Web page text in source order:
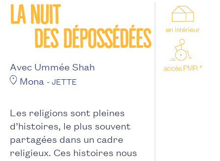
La nuit
des dépossédées
Avec Ummée Shah
Mona - JETTE
Les religions sont pleines
d’histoires, le plus souvent
partagées dans un cadre
religieux. Ces histoires nous